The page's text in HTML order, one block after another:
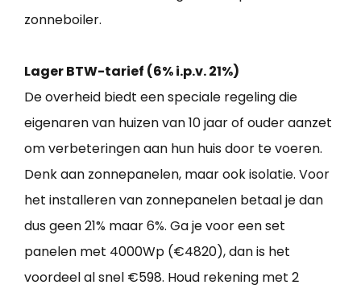
zonneboiler.
Lager BTW-tarief (6% i.p.v. 21%)
De overheid biedt een speciale regeling die
eigenaren van huizen van 10 jaar of ouder aanzet
om verbeteringen aan hun huis door te voeren.
Denk aan zonnepanelen, maar ook isolatie. Voor
het installeren van zonnepanelen betaal je dan
dus geen 21% maar 6%. Ga je voor een set
panelen met 4000Wp (€4820), dan is het
voordeel al snel €598. Houd rekening met 2